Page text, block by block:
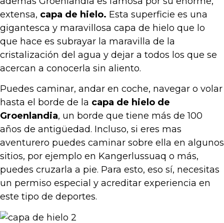
extensa, capa de hielo. Esta superficie es una
gigantesca y maravillosa capa de hielo que lo
que hace es subrayar la maravilla de la
cristalización del agua y dejar a todos los que se
acercan a conocerla sin aliento.
Puedes caminar, andar en coche, navegar o volar
hasta el borde de la capa de hielo de
Groenlandia, un borde que tiene más de 100
años de antigüedad. Incluso, si eres mas
aventurero puedes caminar sobre ella en algunos
sitios, por ejemplo en Kangerlussuaq o más,
puedes cruzarla a pie. Para esto, eso sí, necesitas
un permiso especial y acreditar experiencia en
este tipo de deportes.